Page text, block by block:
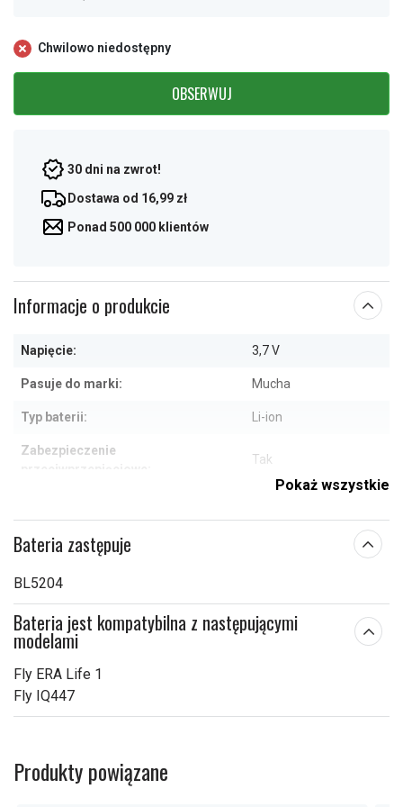
Chwilowo niedostępny
OBSERWUJ
30 dni na zwrot!
Dostawa od 16,99 zł
Ponad 500 000 klientów
Informacje o produkcie
Napięcie: 3,7 V
Pasuje do marki: Mucha
Typ baterii: Li-ion
Zabezpieczenie
Tak
mm
Pojemność:
Pokaż wszystkie
Bateria zastępuje
BL5204
Bateria jest kompatybilna z następującymi
modelami
Fly ERA Life 1
Fly IQ447
Produkty powiązane